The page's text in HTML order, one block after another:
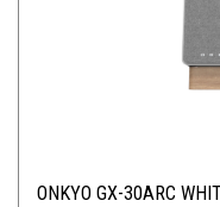
ONKYO GX-30ARC